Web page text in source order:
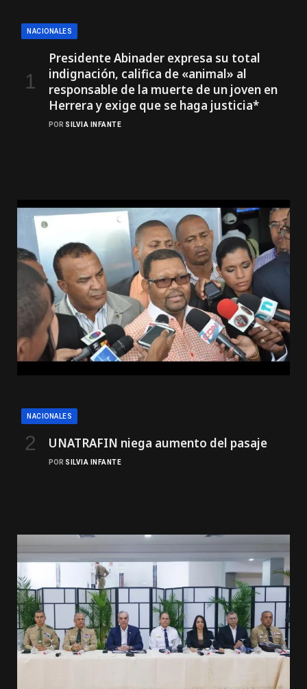
NACIONALES
Presidente Abinader expresa su total
indignación, califica de «animal» al
responsable de la muerte de un joven en
Herrera y exige que se haga justicia*
POR SILVIA INFANTE
NACIONALES
UNATRAFIN niega aumento del pasaje
POR SILVIA INFANTE